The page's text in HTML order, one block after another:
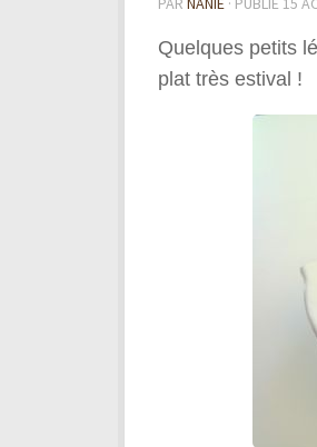
Quelques petits
plat très estival !